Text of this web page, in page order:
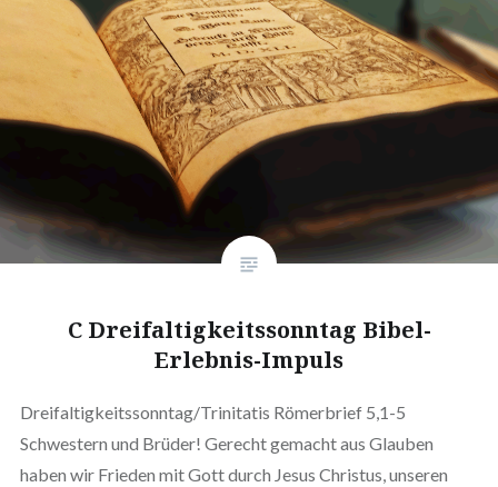
C Dreifaltigkeitssonntag Bibel-
Erlebnis-Impuls
Dreifaltigkeitssonntag/Trinitatis Römerbrief 5,1-5
Schwestern und Brüder! Gerecht gemacht aus Glauben
haben wir Frieden mit Gott durch Jesus Christus, unseren